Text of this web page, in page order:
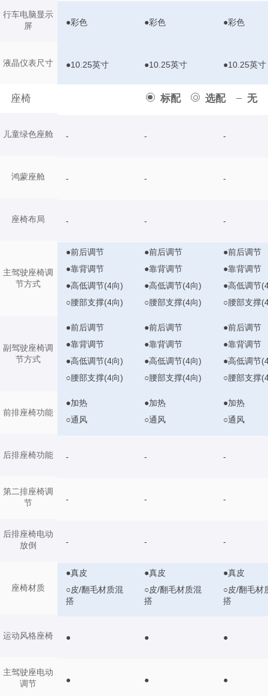
行车电脑显示
屏
液晶仪表尺寸
座椅 标配 选配 无
儿童绿色座舱
鸿蒙座舱
座椅布局
主驾驶座椅调
节方式
副驾驶座椅调
节方式
前排座椅功能
后排座椅功能
第二排座椅调
节
后排座椅电动
放倒
座椅材质
运动风格座椅
主驾驶座电动
调节
●彩色 ●彩色 ●彩色
●10.25英寸 ●10.25英寸 ●10.25英寸
- - -
- - -
- - -
●前后调节
●靠背调节
●高低调节(4向)
○腰部支撑(4向)
●前后调节
●靠背调节
●高低调节(4向)
○腰部支撑(4向)
●前后调节
●靠背调节
●高低调节
○腰部支撑
●前后调节
●靠背调节
●高低调节(4向)
○腰部支撑(4向)
●前后调节
●靠背调节
●高低调节(4向)
○腰部支撑(4向)
●前后调节
●靠背调节
●高低调节
○腰部支撑
●加热
○通风
●加热
○通风
●加热
○通风
- - -
- - -
- - -
●真皮
○皮/翻毛材质混
搭
●真皮
○皮/翻毛材质混
搭
●真皮
○皮/翻毛材
搭
● ● ●
● ● ●